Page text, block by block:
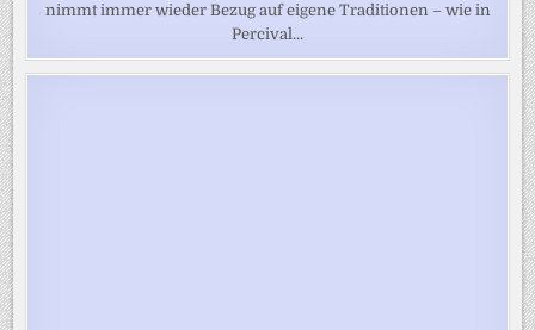
nimmt immer wieder Bezug auf eigene Traditionen – wie in
Percival...